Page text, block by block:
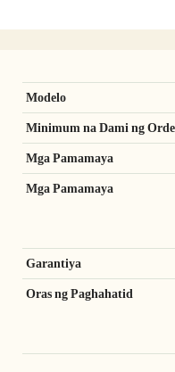
Modelo
Minimum na Dami ng
Mga Pamamaya
Mga Pamamaya
Garantiya
Oras ng Paghahatid